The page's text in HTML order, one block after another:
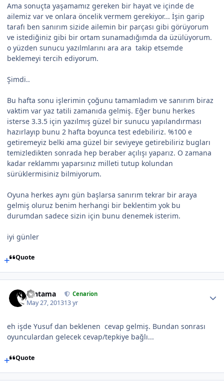
Ama sonuçta yaşamamız gereken bir hayat ve içinde de
ailemiz var ve onlara öncelik vermem gerekiyor... İşin garip
tarafı ben sanırım sizide ailemin bir parçası gibi görüyorum
ve istediğiniz gibi bir ortam sunamadığımda da üzülüyorum.
o yüzden sunucu yazılmlarını ara ara takip etsemde
beklemeyi tercih ediyorum.
Şimdi..
Bu hafta sonu işlerimin çoğunu tamamladım ve sanırım biraz
vaktim var yaz tatili zamanıda gelmiş. Eğer bunu herkes
isterse 3.3.5 için yazılmış güzel bir sunucu yapılandırması
hazırlayıp bunu 2 hafta boyunca test edebiliriz. %100 e
getiremeyiz belki ama güzel bir seviyeye getirebiliriz bugları
temizledikten sonrada hep beraber açılışı yaparız. O zamana
kadar reklammı yaparsınız milleti tutup kolundan
sürüklermisiniz bilmiyorum.
Oyuna herkes aynı gün başlarsa sanırım tekrar bir araya
gelmiş oluruz benim herhangi bir beklentim yok bu
durumdan sadece sizin için bunu denemek isterim.
iyi günler
Quote
Gintama Cenarion
May 27, 201313 yr
eh işde Yusuf dan beklenen cevap gelmiş. Bundan sonrası
oyunculardan gelecek cevap/tepkiye bağlı...
Quote